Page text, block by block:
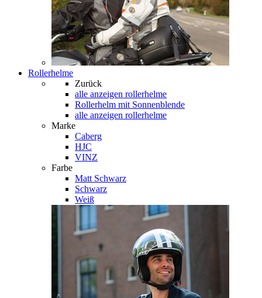
Rollerhelme
Zurück
alle anzeigen rollerhelme
Rollerhelm mit Sonnenblende
alle anzeigen rollerhelme
Marke
Caberg
HJC
VINZ
Farbe
Matt Schwarz
Schwarz
Weiß